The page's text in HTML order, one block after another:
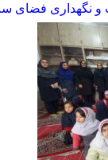
نگهداری فضای